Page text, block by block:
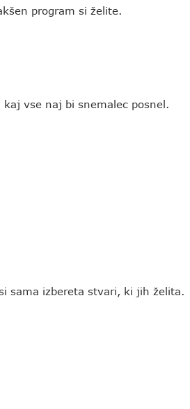
program si želite.
vse naj bi snemalec posnel.
sama izbereta stvari, ki jih želita.